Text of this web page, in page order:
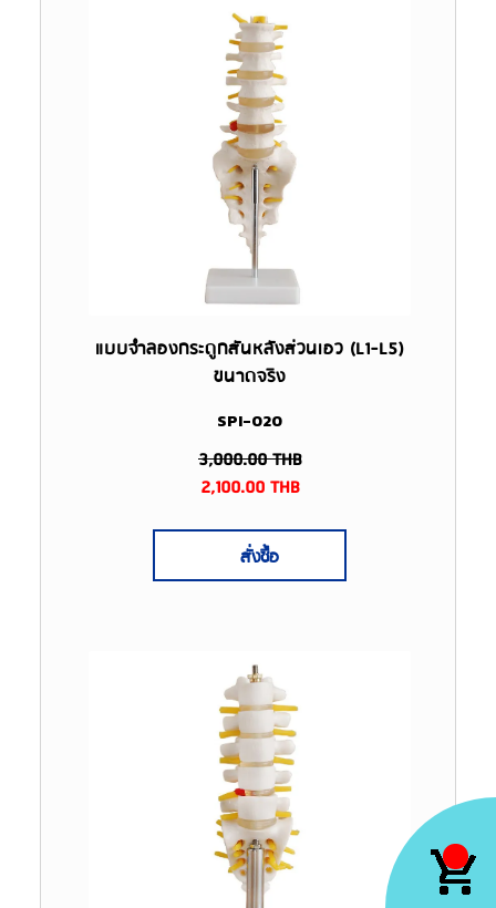
แบบจำลองกระดูกสันหลังส่วนเอว (L1-L5)
ขนาดจริง
SPI-020
3,000.00THB
2,100.00THB
สั่งซื้อ